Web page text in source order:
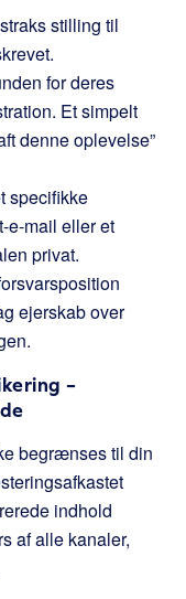
stilling til
for deres
Et simpelt
denne oplevelse”
specifikke
e-mail eller et
privat.
ejerskab over
–
begrænses til din
indhold
af alle kanaler,